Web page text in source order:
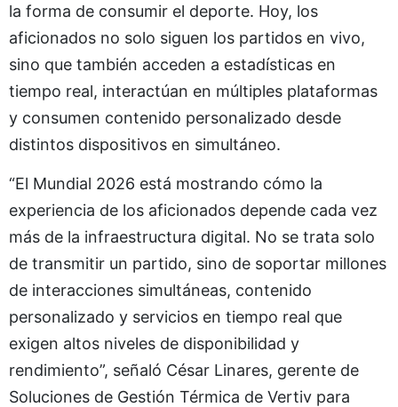
la forma de consumir el deporte. Hoy, los
aficionados no solo siguen los partidos en vivo,
sino que también acceden a estadísticas en
tiempo real, interactúan en múltiples plataformas
y consumen contenido personalizado desde
distintos dispositivos en simultáneo.
“El Mundial 2026 está mostrando cómo la
experiencia de los aficionados depende cada vez
más de la infraestructura digital. No se trata solo
de transmitir un partido, sino de soportar millones
de interacciones simultáneas, contenido
personalizado y servicios en tiempo real que
exigen altos niveles de disponibilidad y
rendimiento”, señaló César Linares, gerente de
Soluciones de Gestión Térmica de Vertiv para